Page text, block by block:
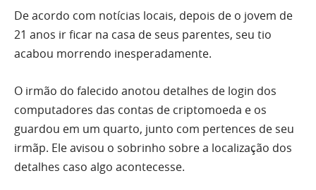
De acordo com notícias locais, depois de o jovem de
21 anos ir ficar na casa de seus parentes, seu tio
acabou morrendo inesperadamente.
O irmão do falecido anotou detalhes de login dos
computadores das contas de criptomoeda e os
guardou em um quarto, junto com pertences de seu
irmãp. Ele avisou o sobrinho sobre a localização dos
detalhes caso algo acontecesse.